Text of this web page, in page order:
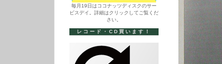
毎月19日はココナッツディスクのサー
ビスデイ。詳細はクリックしてご覧くだ
さい。
レコード・CD買います！